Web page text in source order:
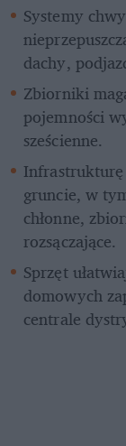
Systemy
dachy,
Zbiorniki
pojemności
sześcienne.
gruncie, w
chłonne,
rozsączające.
Sprzęt
domowych
centrale